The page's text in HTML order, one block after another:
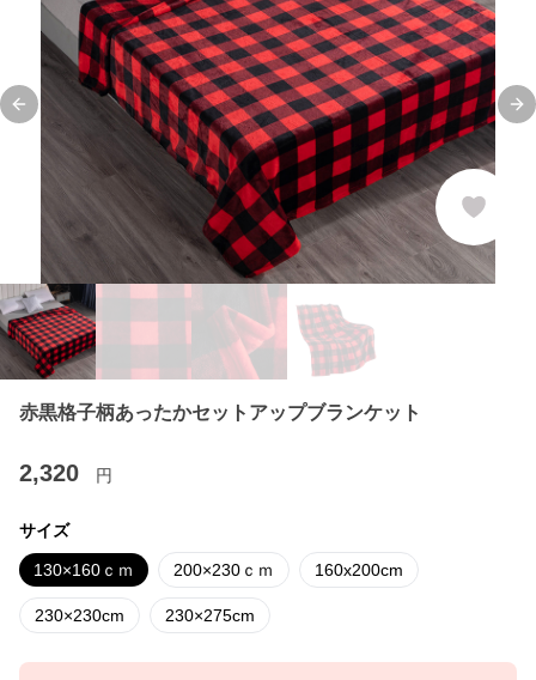
Previous slide
赤黒格子柄あったかセットアップブランケット
2,320 円
サイズ
130×160ｃｍ 200×230ｃｍ 160x200cm
230×230cm 230×275cm